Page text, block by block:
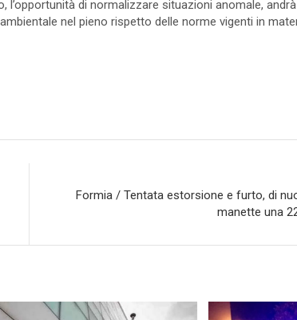
di normalizzare situazioni anomale,
nel pieno rispetto delle norme vigenti in
Formia / Tentata estorsione e furto, di
manette una